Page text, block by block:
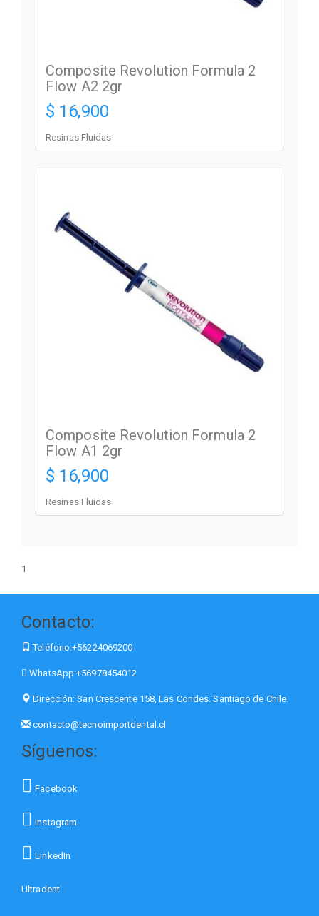
Composite Revolution Formula 2
Flow A2 2gr
$ 16,900
Resinas Fluidas
Composite Revolution Formula 2
Flow A1 2gr
$ 16,900
Resinas Fluidas
1
Contacto:
Teléfono:+56224069200
WhatsApp:+56978454012
Dirección:San Crescente 158, Las Condes. Santiago de Chile.
contacto@tecnoimportdental.cl
Síguenos:
Facebook
Instagram
LinkedIn
Ultradent